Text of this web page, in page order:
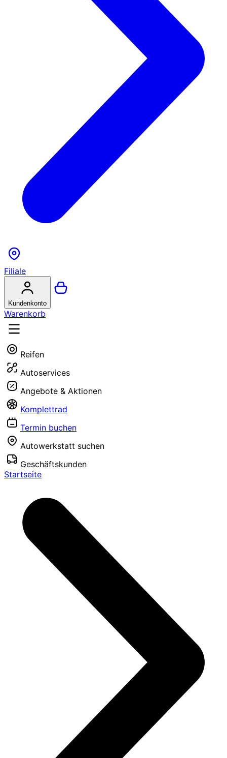
Filiale
Kundenkonto
Warenkorb
Reifen
Autoservices
Angebote & Aktionen
Komplettrad
Termin buchen
Autowerkstatt suchen
Geschäftskunden
Startseite